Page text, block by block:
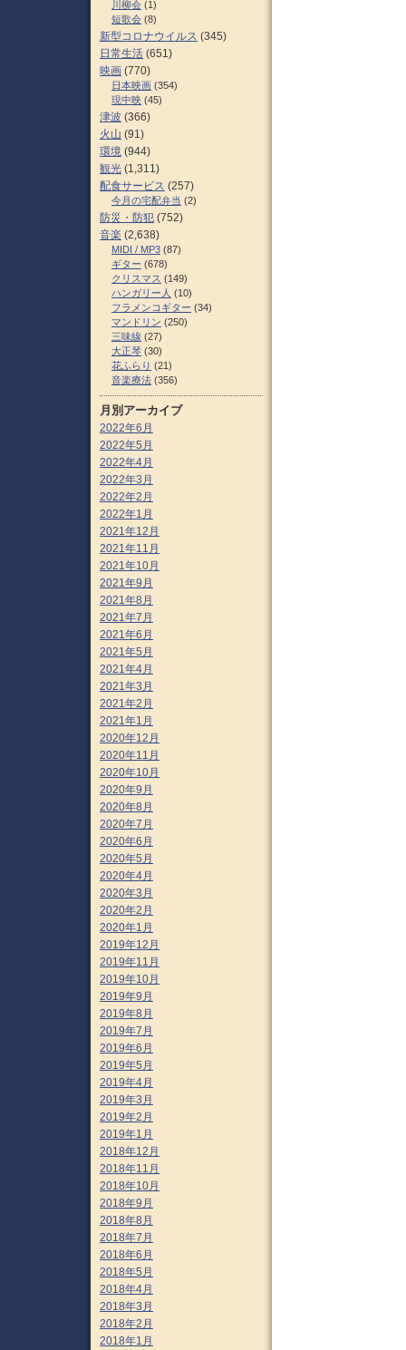
川柳会 (1)
短歌会 (8)
新型コロナウイルス (345)
日常生活 (651)
映画 (770)
日本映画 (354)
現中映 (45)
津波 (366)
火山 (91)
環境 (944)
観光 (1,311)
配食サービス (257)
今月の宅配弁当 (2)
防災・防犯 (752)
音楽 (2,638)
MIDI / MP3 (87)
ギター (678)
クリスマス (149)
ハンガリー人 (10)
フラメンコギター (34)
マンドリン (250)
三味線 (27)
大正琴 (30)
花ふらり (21)
音楽療法 (356)
月別アーカイブ
2022年6月
2022年5月
2022年4月
2022年3月
2022年2月
2022年1月
2021年12月
2021年11月
2021年10月
2021年9月
2021年8月
2021年7月
2021年6月
2021年5月
2021年4月
2021年3月
2021年2月
2021年1月
2020年12月
2020年11月
2020年10月
2020年9月
2020年8月
2020年7月
2020年6月
2020年5月
2020年4月
2020年3月
2020年2月
2020年1月
2019年12月
2019年11月
2019年10月
2019年9月
2019年8月
2019年7月
2019年6月
2019年5月
2019年4月
2019年3月
2019年2月
2019年1月
2018年12月
2018年11月
2018年10月
2018年9月
2018年8月
2018年7月
2018年6月
2018年5月
2018年4月
2018年3月
2018年2月
2018年1月